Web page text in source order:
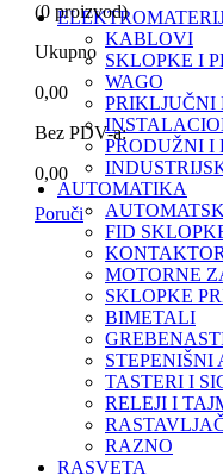
(0 proizvod)
Ukupno
0,00
Bez PDV-a:
0,00
Poruči
KABLOVI
SKLOPKE I
WAGO
PRIKLJUČNI
PRODUŽNI I
AUTOMATIKA
FID
MOTORNE
SKLOPKE
BIMETALI
STEPENIŠNI
TASTERI I
RELEJI I
RAZNO
RASVETA